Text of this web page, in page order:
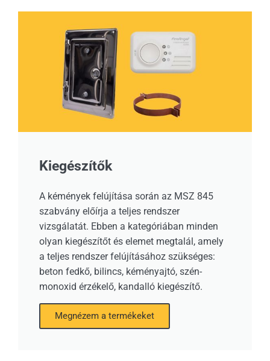
Kiegészítők
A kémények felújítása során az MSZ 845
szabvány előírja a teljes rendszer
vizsgálatát. Ebben a kategóriában minden
olyan kiegészítőt és elemet megtalál, amely
a teljes rendszer felújításához szükséges:
beton fedkő, bilincs, kéményajtó, szén-
monoxid érzékelő, kandalló kiegészítő.
Megnézem a termékeket